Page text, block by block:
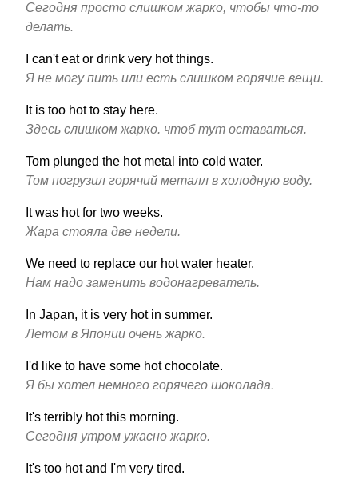
Сегодня просто слишком жарко, чтобы что-то
делать.
I can't eat or drink very hot things.
Я не могу пить или есть слишком горячие вещи.
It is too hot to stay here.
Здесь слишком жарко. чтоб тут оставаться.
Tom plunged the hot metal into cold water.
Том погрузил горячий металл в холодную воду.
It was hot for two weeks.
Жара стояла две недели.
We need to replace our hot water heater.
Нам надо заменить водонагреватель.
In Japan, it is very hot in summer.
Летом в Японии очень жарко.
I'd like to have some hot chocolate.
Я бы хотел немного горячего шоколада.
It's terribly hot this morning.
Сегодня утром ужасно жарко.
It's too hot and I'm very tired.